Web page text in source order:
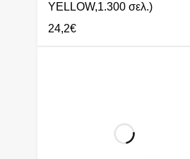
YELLOW,1.300 σελ.)
24,2€